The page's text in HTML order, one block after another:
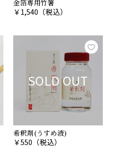
金箔専用竹箸
￥1,540 （税込）
SOLD OUT
希釈剤(うすめ液)
￥550 （税込）